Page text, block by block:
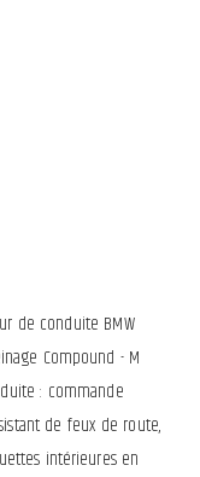
de conduite BMW
Compound - M
: commande
de feux de route,
intérieures en